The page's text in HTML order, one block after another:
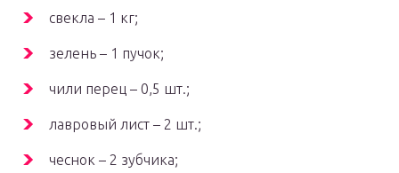
свекла – 1 кг;
зелень – 1 пучок;
чили перец – 0,5 шт.;
лавровый лист – 2 шт.;
чеснок – 2 зубчика;